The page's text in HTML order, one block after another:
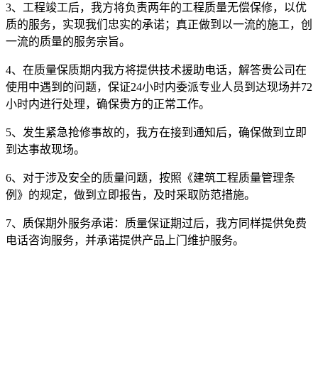
3、工程竣工后，我方将负责两年的工程质量无偿保修，以优
质的服务，实现我们忠实的承诺；真正做到以一流的施工，创
一流的质量的服务宗旨。
4、在质量保质期内我方将提供技术援助电话，解答贵公司在
使用中遇到的问题，保证24小时内委派专业人员到达现场并72
小时内进行处理，确保贵方的正常工作。
5、发生紧急抢修事故的，我方在接到通知后，确保做到立即
到达事故现场。
6、对于涉及安全的质量问题，按照《建筑工程质量管理条
例》的规定，做到立即报告，及时采取防范措施。
7、质保期外服务承诺：质量保证期过后，我方同样提供免费
电话咨询服务，并承诺提供产品上门维护服务。